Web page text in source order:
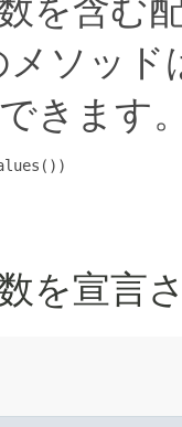
を含む
メソッド
きます
を宣言